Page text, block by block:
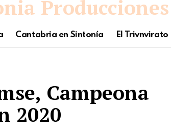
Cantabria en Sintonía El Trivnvirato
Campeona
2020